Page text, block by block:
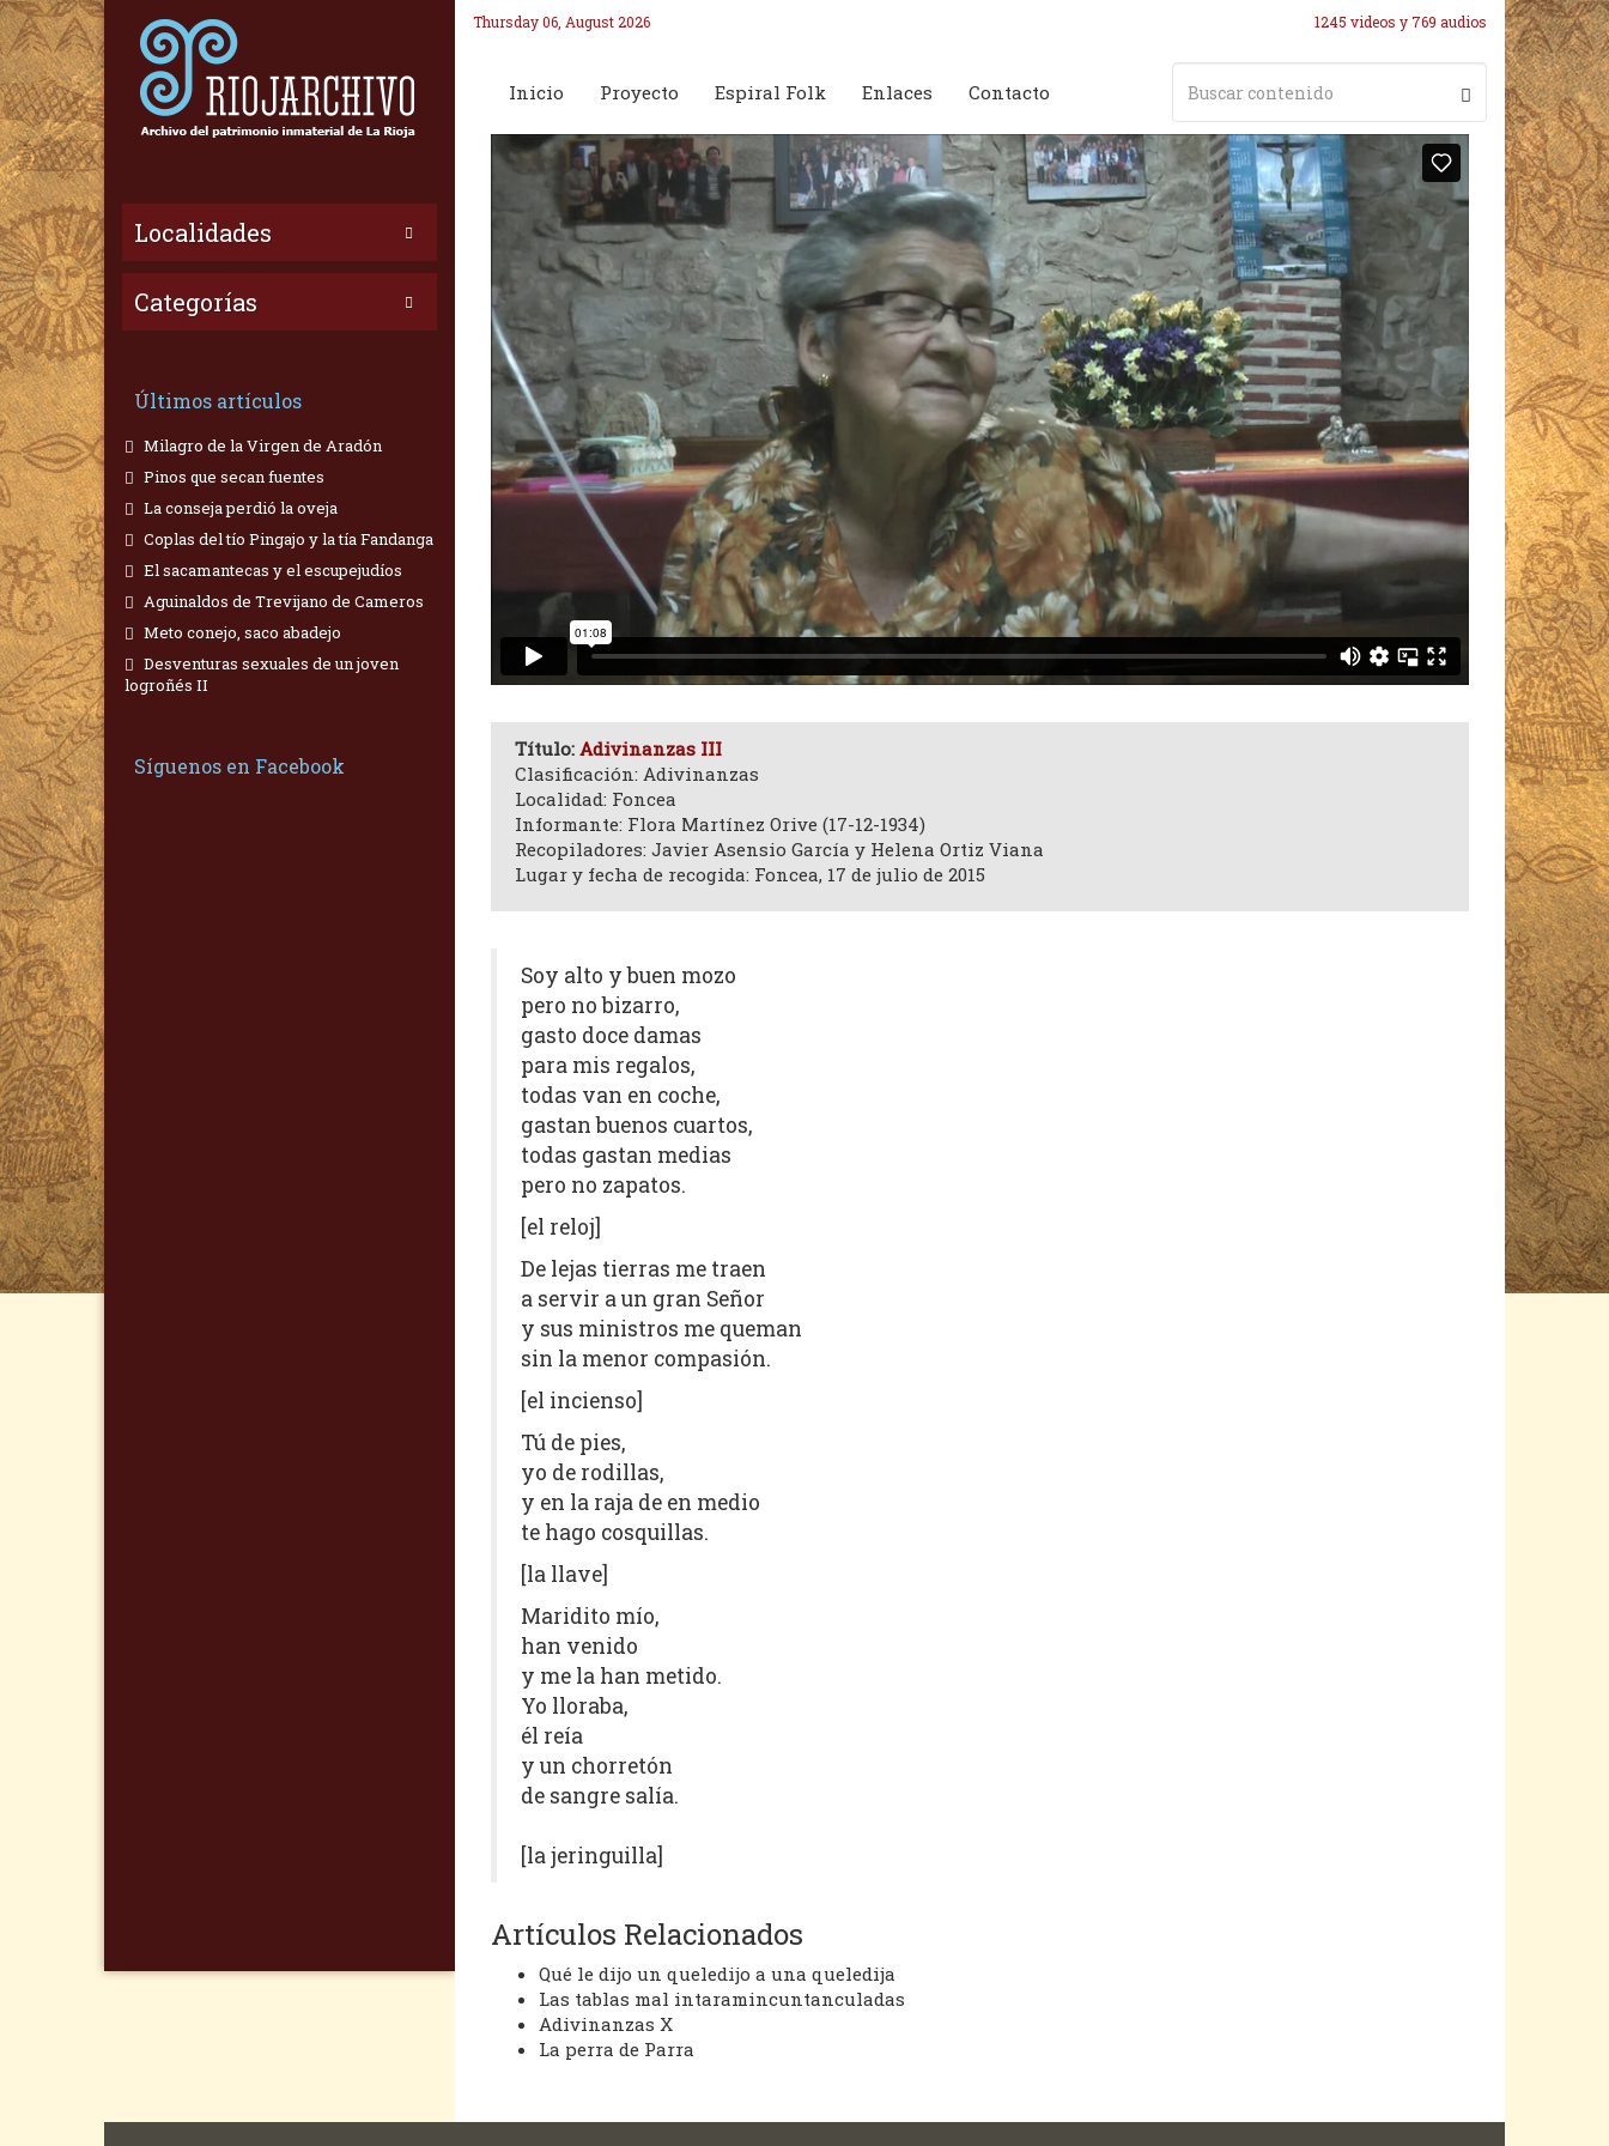
Localidades
Categorías
Últimos artículos
Milagro de la Virgen de Aradón
Pinos que secan fuentes
La conseja perdió la oveja
Coplas del tío Pingajo y la tía Fandanga
El sacamantecas y el escupejudíos
Aguinaldos de Trevijano de Cameros
Meto conejo, saco abadejo
Desventuras sexuales de un joven
logroñés II
Síguenos en Facebook
Thursday 06, August 2026 1245 videos y 769 audios
Inicio Proyecto Espiral Folk Enlaces Contacto
Título: Adivinanzas III
Clasificación: Adivinanzas
Localidad: Foncea
Informante: Flora Martínez Orive (17-12-1934)
Recopiladores: Javier Asensio García y Helena Ortiz Viana
Lugar y fecha de recogida: Foncea, 17 de julio de 2015
Soy alto y buen mozo
pero no bizarro,
gasto doce damas
para mis regalos,
todas van en coche,
gastan buenos cuartos,
todas gastan medias
pero no zapatos.
[el reloj]
De lejas tierras me traen
a servir a un gran Señor
y sus ministros me queman
sin la menor compasión.
[el incienso]
Tú de pies,
yo de rodillas,
y en la raja de en medio
te hago cosquillas.
[la llave]
Maridito mío,
han venido
y me la han metido.
Yo lloraba,
él reía
y un chorretón
de sangre salía.
[la jeringuilla]
Artículos Relacionados
Qué le dijo un queledijo a una queledija
Las tablas mal intaramincuntanculadas
Adivinanzas X
La perra de Parra